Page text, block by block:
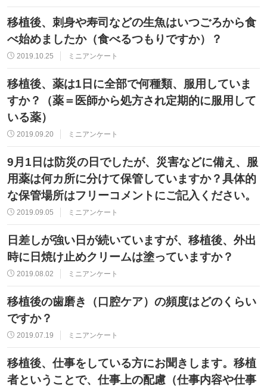
移植後、刺身や寿司などの生魚はいつごろから食
べ始めましたか（食べるつもりですか）？
2019.10.25 ミニアンケート
移植後、薬は1日に全部で何種類、服用していま
すか？（薬＝医師から処方され定期的に服用して
いる薬）
2019.09.20 ミニアンケート
9月1日は防災の日でしたが、災害などに備え、服
用薬は何カ所に分けて保管していますか？具体的
な保管場所はフリーコメントにご記入ください。
2019.09.05 ミニアンケート
日差しが強い日が続いていますが、移植後、外出
時に日焼け止めクリームは塗っていますか？
2019.08.02 ミニアンケート
移植後の歯磨き（口腔ケア）の頻度はどのくらい
ですか？
2019.07.19 ミニアンケート
移植後、仕事をしている方にお聞きします。移植
者ということで、仕事上の配慮（仕事内容や仕事